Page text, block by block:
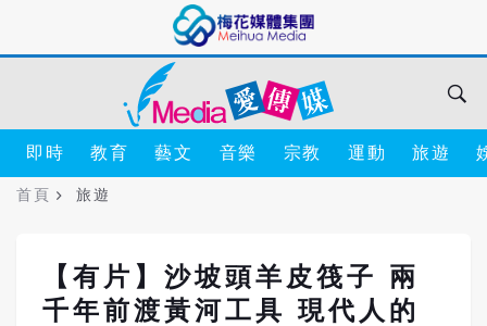
即時 教育 藝文 音樂 宗教 運動 旅遊
首頁 旅遊
【有片】沙坡頭羊皮筏子 兩
千年前渡黃河工具 現代人的